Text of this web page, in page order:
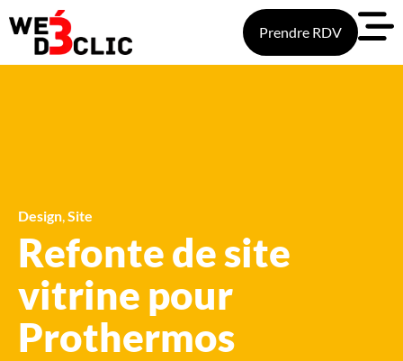
Prendre RDV
Design,Site
Refonte de site
vitrine pour
Prothermos